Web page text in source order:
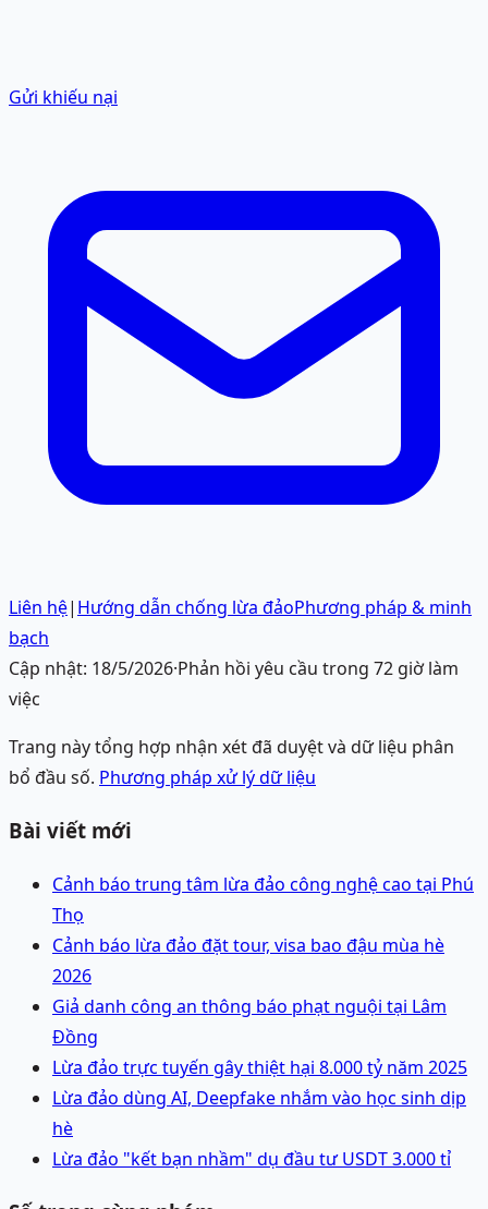
Gửi khiếu nại
Liên hệ| Hướng dẫn chống lừa đảoPhương pháp & minh
bạch
Cập nhật: 18/5/2026·Phản hồi yêu cầu trong 72 giờ làm
việc
Trang này tổng hợp nhận xét đã duyệt và dữ liệu phân
bổ đầu số. Phương pháp xử lý dữ liệu
Bài viết mới
Cảnh báo trung tâm lừa đảo công nghệ cao tại Phú
Thọ
Cảnh báo lừa đảo đặt tour, visa bao đậu mùa hè
2026
Giả danh công an thông báo phạt nguội tại Lâm
Đồng
Lừa đảo trực tuyến gây thiệt hại 8.000 tỷ năm 2025
Lừa đảo dùng AI, Deepfake nhắm vào học sinh dịp
hè
Lừa đảo "kết bạn nhầm" dụ đầu tư USDT 3.000 tỉ